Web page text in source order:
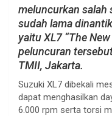
meluncurkan salah
sudah lama
yaitu XL7 “The
peluncuran
TMII, Jakarta.
Suzuki XL7 dibekali
dapat menghasilkan
6.000 rpm serta torsi